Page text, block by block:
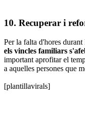
10. Recuperar i
Per la falta d'hores
els vincles familiars
important aprofitar el
a aquelles persones que
[plantillavirals]